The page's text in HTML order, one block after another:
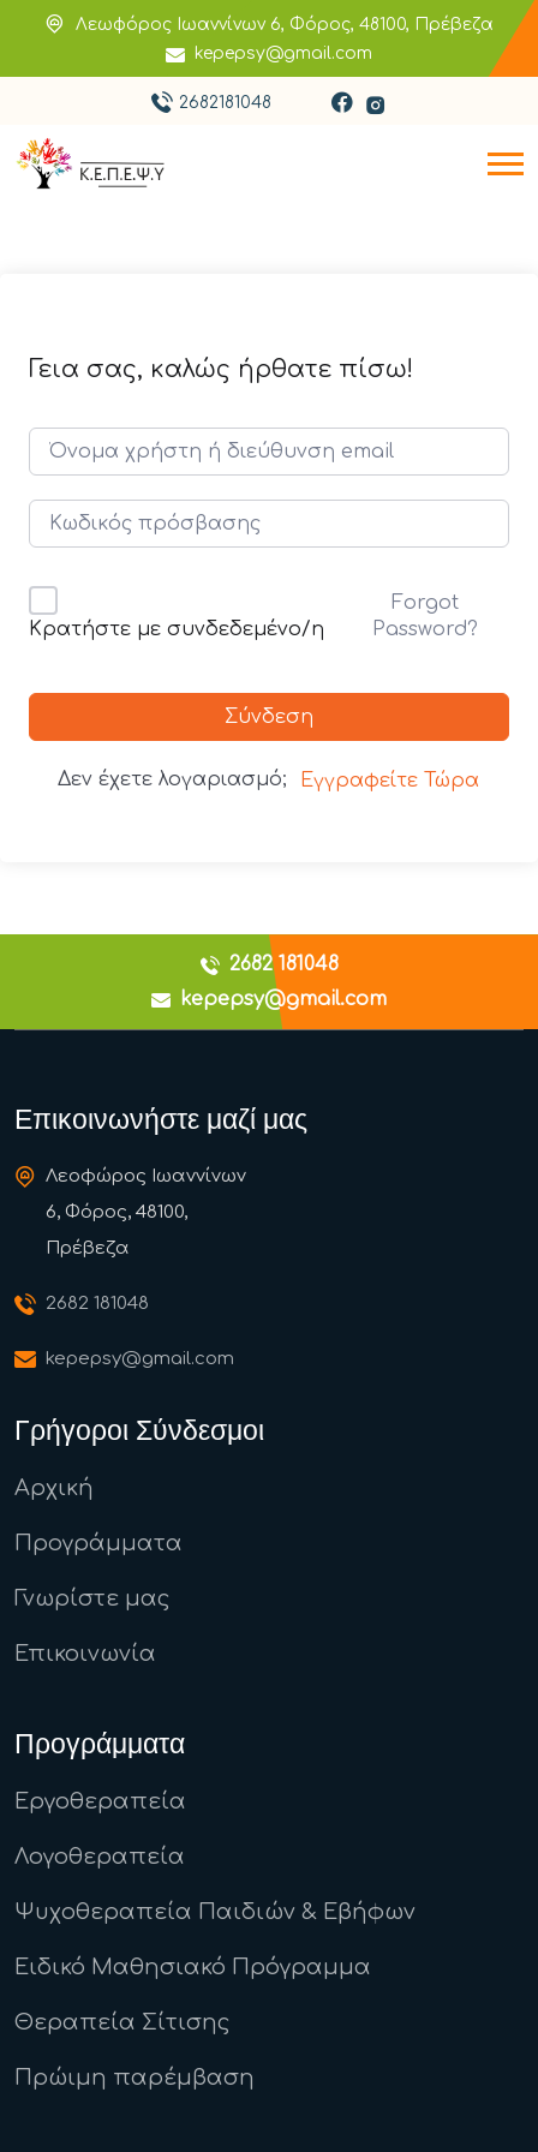
Λεωφόρος Ιωαννίνων 6, Φόρος, 48100, Πρέβεζα
kepepsy@gmail.com
2682181048
Γεια σας, καλώς ήρθατε πίσω!
Κρατήστε με συνδεδεμένο/η
Forgot
Password?
Σύνδεση
Δεν έχετε λογαριασμό; Εγγραφείτε Τώρα
2682 181048
kepepsy@gmail.com
Επικοινωνήστε μαζί μας
Λεοφώρος Ιωαννίνων
6, Φόρος, 48100,
Πρέβεζα
2682 181048
kepepsy@gmail.com
Γρήγοροι Σύνδεσμοι
Αρχική
Προγράμματα
Γνωρίστε μας
Επικοινωνία
Προγράμματα
Εργοθεραπεία
Λογοθεραπεία
Ψυχοθεραπεία Παιδιών & Εβήφων
Ειδικό Μαθησιακό Πρόγραμμα
Θεραπεία Σίτισης
Πρώιμη παρέμβαση